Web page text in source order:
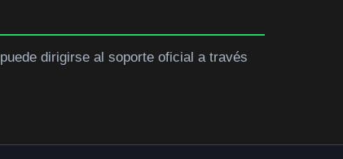
dirigirse al soporte oficial a través